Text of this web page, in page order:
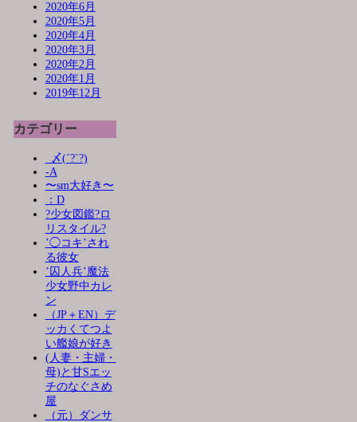
2020年6月
2020年5月
2020年4月
2020年3月
2020年2月
2020年1月
2019年12月
カテゴリー
_〆(´?`?)
-A
〜sm大好き〜
：D
?少女図鑑?ロ
リスタイル?
’◯コキ’され
る彼女
’囚人兵’魔法
少女野中カレ
ン
（JP＋EN）デ
ッカくてつよ
い艦娘が好き
(人妻・主婦・
母)と甘Sエッ
チのなぐさめ
屋
（元）ダンサ